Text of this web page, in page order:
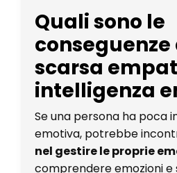
Quali sono le
scarsa
intelligenza
Se una persona ha poca
emotiva, potrebbe
nel gestire le proprie
comprendere emozioni e